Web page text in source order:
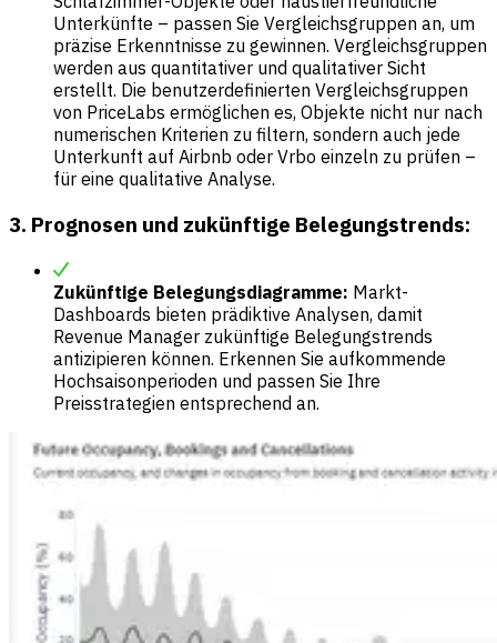
Unterkünfte – passen Sie Vergleichsgruppen an, um
präzise Erkenntnisse zu gewinnen. Vergleichsgruppen
werden aus quantitativer und qualitativer Sicht
erstellt. Die benutzerdefinierten Vergleichsgruppen
von PriceLabs ermöglichen es, Objekte nicht nur nach
numerischen Kriterien zu filtern, sondern auch jede
Unterkunft auf Airbnb oder Vrbo einzeln zu prüfen –
für eine qualitative Analyse.
3. Prognosen und zukünftige Belegungstrends:
Zukünftige Belegungsdiagramme: Markt-
Dashboards bieten prädiktive Analysen, damit
Revenue Manager zukünftige Belegungstrends
antizipieren können. Erkennen Sie aufkommende
Hochsaisonperioden und passen Sie Ihre
Preisstrategien entsprechend an.